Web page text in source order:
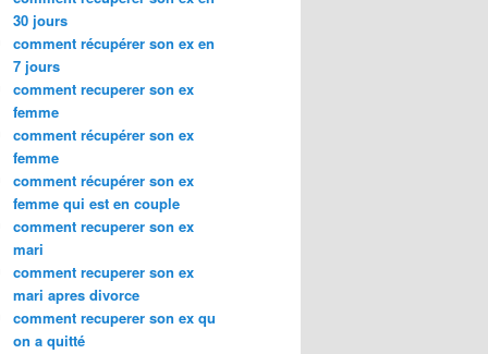
30 jours
comment récupérer son ex en
7 jours
comment recuperer son ex
femme
comment récupérer son ex
femme
comment récupérer son ex
femme qui est en couple
comment recuperer son ex
mari
comment recuperer son ex
mari apres divorce
comment recuperer son ex qu
on a quitté